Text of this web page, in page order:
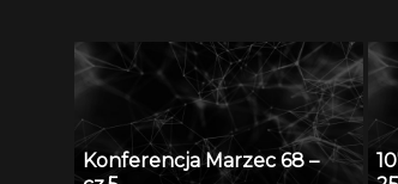
Konferencja Marzec 68 –